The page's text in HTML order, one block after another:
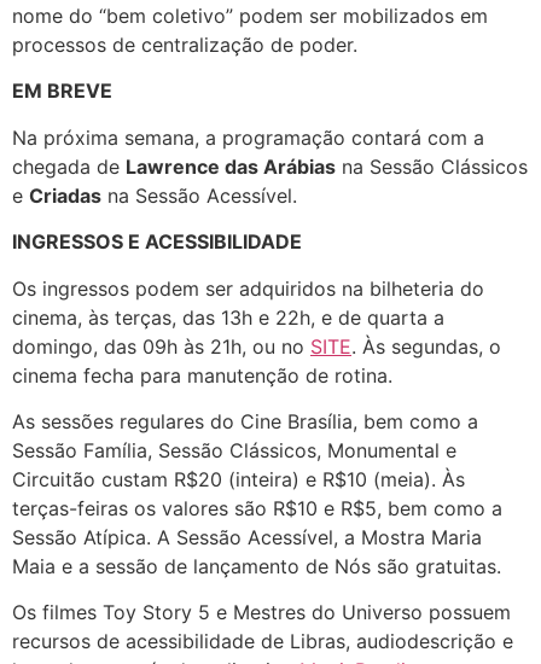
nome do “bem coletivo” podem ser mobilizados em
processos de centralização de poder.
EM BREVE
Na próxima semana, a programação contará com a
chegada de Lawrence das Arábias na Sessão Clássicos
e Criadas na Sessão Acessível.
INGRESSOS E ACESSIBILIDADE
Os ingressos podem ser adquiridos na bilheteria do
cinema, às terças, das 13h e 22h, e de quarta a
domingo, das 09h às 21h, ou no SITE. Às segundas, o
cinema fecha para manutenção de rotina.
As sessões regulares do Cine Brasília, bem como a
Sessão Família, Sessão Clássicos, Monumental e
Circuitão custam R$20 (inteira) e R$10 (meia). Às
terças-feiras os valores são R$10 e R$5, bem como a
Sessão Atípica. A Sessão Acessível, a Mostra Maria
Maia e a sessão de lançamento de Nós são gratuitas.
Os filmes Toy Story 5 e Mestres do Universo possuem
recursos de acessibilidade de Libras, audiodescrição e